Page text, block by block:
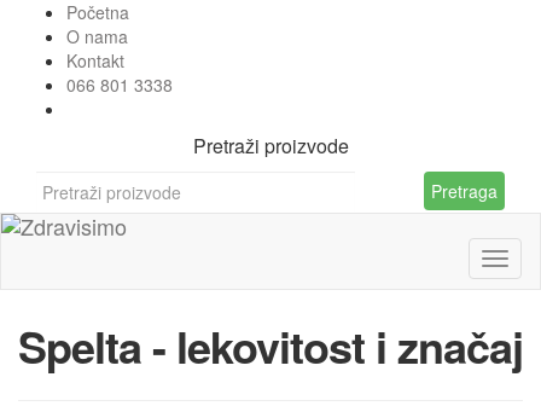
Početna
O nama
Kontakt
066 801 3338
Pretraži proizvode
Pretraga
Spelta - lekovitost i značaj